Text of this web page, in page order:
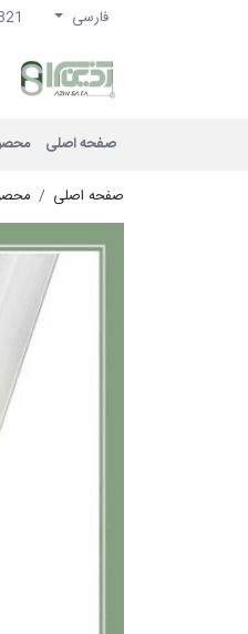
فارسی
صفحه اصلی
صفحه اصلی